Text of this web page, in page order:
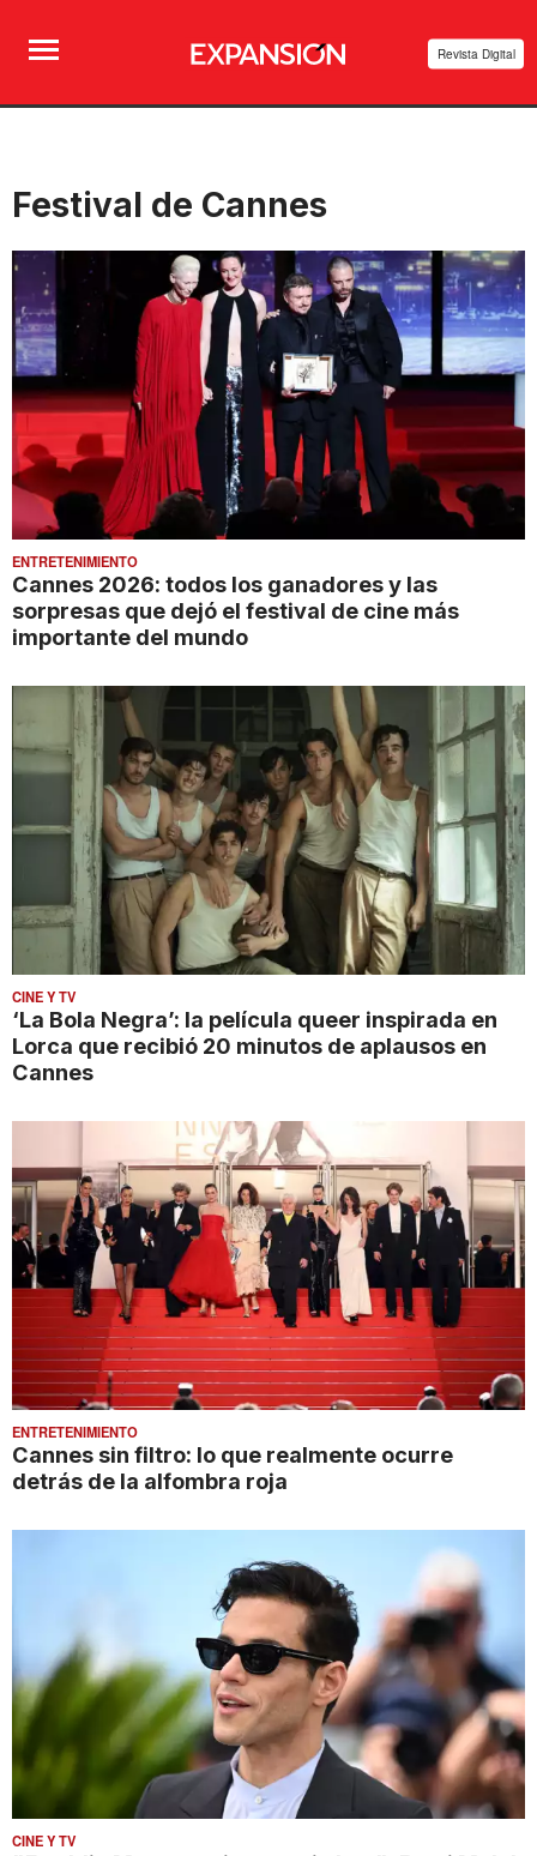
Revista Digital
Festival de Cannes
ENTRETENIMIENTO
Cannes 2026: todos los ganadores y las
sorpresas que dejó el festival de cine más
importante del mundo
CINE Y TV
‘La Bola Negra’: la película queer inspirada en
Lorca que recibió 20 minutos de aplausos en
Cannes
ENTRETENIMIENTO
Cannes sin filtro: lo que realmente ocurre
detrás de la alfombra roja
CINE Y TV